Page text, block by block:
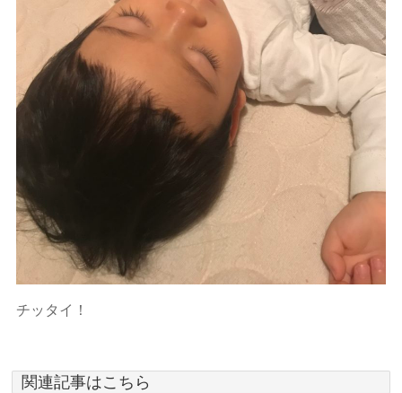
チッタイ！
関連記事はこちら